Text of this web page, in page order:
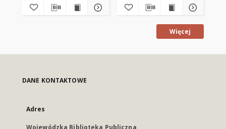
Więcej
DANE KONTAKTOWE
Adres
Wojewódzka Biblioteka Publiczna